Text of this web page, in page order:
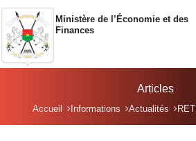
Aller au contenu principal
Ministère de l’Économie et des
Finances
Articles
Vous êtes ici:
Accueil Informations Actualités